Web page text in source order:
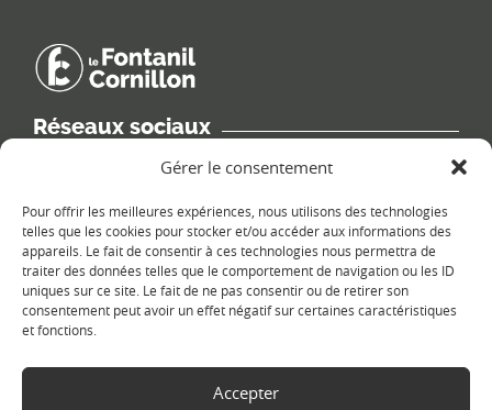
Gérer le consentement
Pour offrir les meilleures expériences, nous utilisons des technologies
telles que les cookies pour stocker et/ou accéder aux informations des
appareils. Le fait de consentir à ces technologies nous permettra de
traiter des données telles que le comportement de navigation ou les ID
uniques sur ce site. Le fait de ne pas consentir ou de retirer son
consentement peut avoir un effet négatif sur certaines caractéristiques
et fonctions.
Accepter
Réseaux sociaux
Retrouvez les informations de la commune sur différents réseaux
Le plan du site